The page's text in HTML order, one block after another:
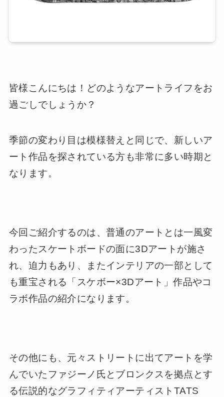
皆様こんにちは！どのようなアートライフをお
過ごしでしょうか？
季節の変わり目は模様替えと同じで、新しいア
ート作品を探されている方も非常に多い時期と
なります。
今回ご紹介するのは、普通のアートとは一風変
わったスケートボードの面に3Dアートが施さ
れ、迫力もあり、またインテリアの一部として
も重宝される「スケボー×3Dアート」作品やコ
ラボ作品の紹介になります。
その他にも、元々ストリートに出てアートを学
んでいたファジーノ氏とブロンクスを拠点とす
る伝説的なグラフィティアーティストTATS